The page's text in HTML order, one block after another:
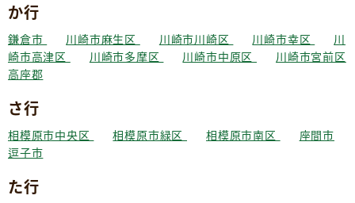
か行
鎌倉市 川崎市麻生区 川崎市川崎区 川崎市幸区
川
崎市高津区
川崎市多摩区 川崎市中原区
川崎市宮前区
高座郡
さ行
相模原市中央区 相模原市緑区 相模原市南区
座間市
逗子市
た行